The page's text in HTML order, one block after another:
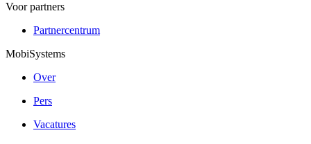
Voor partners
Partnercentrum
MobiSystems
Over
Pers
Vacatures